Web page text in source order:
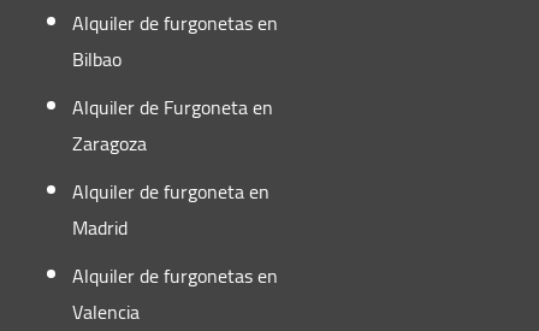
Alquiler de furgonetas en
Bilbao
Alquiler de Furgoneta en
Zaragoza
Alquiler de furgoneta en
Madrid
Alquiler de furgonetas en
Valencia